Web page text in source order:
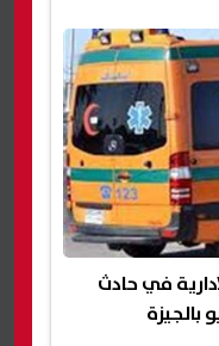
في حادث